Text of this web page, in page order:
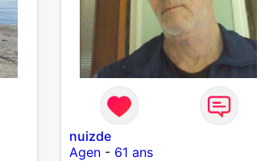
nuizde
Agen- 61 ans